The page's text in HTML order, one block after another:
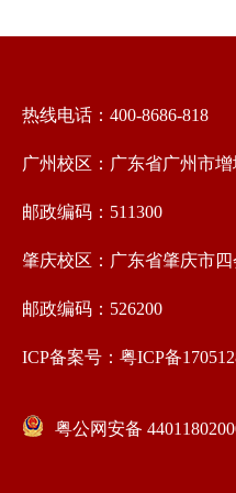
热线电话：400-8686-818
广州校区：广东省广州市
邮政编码：511300
肇庆校区：广东省肇庆市
邮政编码：526200
ICP备案号：粤ICP备
粤公网安备